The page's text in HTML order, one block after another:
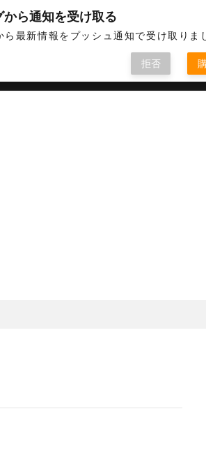
ます
から通知を受け取る
ら最新情報をプッシュ通知で受け取りま
拒否